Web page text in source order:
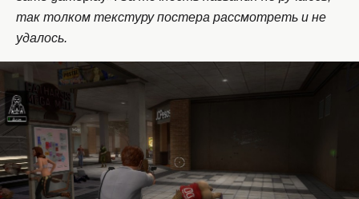
так толком текстуру постера рассмотреть и не
удалось.